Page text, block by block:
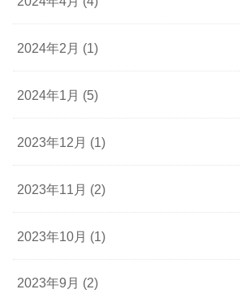
2024年2月 (1)
2024年1月 (5)
2023年12月 (1)
2023年11月 (2)
2023年10月 (1)
2023年9月 (2)